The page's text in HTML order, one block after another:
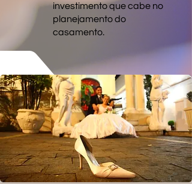
investimento que cabe no
planejamento do
casamento.